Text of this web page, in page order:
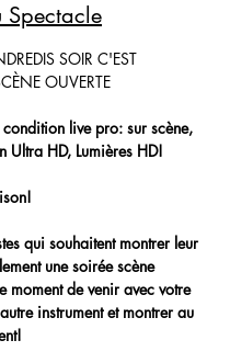
Spectacle
SOIR C'EST
OUVERTE
live pro: sur scène,
Ultra HD, Lumières HD!
qui souhaitent montrer leur
une soirée scène
moment de venir avec votre
instrument et montrer au